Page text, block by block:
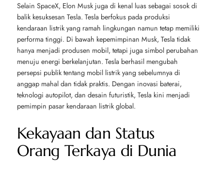
Selain SpaceX, Elon Musk juga di kenal luas sebagai sosok di
balik kesuksesan Tesla. Tesla berfokus pada produksi
kendaraan listrik yang ramah lingkungan namun tetap memiliki
performa tinggi. Di bawah kepemimpinan Musk, Tesla tidak
hanya menjadi produsen mobil, tetapi juga simbol perubahan
menuju energi berkelanjutan. Tesla berhasil mengubah
persepsi publik tentang mobil listrik yang sebelumnya di
anggap mahal dan tidak praktis. Dengan inovasi baterai,
teknologi autopilot, dan desain futuristik, Tesla kini menjadi
pemimpin pasar kendaraan listrik global.
Kekayaan dan Status
Orang Terkaya di Dunia